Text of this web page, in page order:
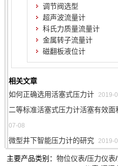
调节阀选型
超声波流量计
科氏力质量流量计
金属转子流量计
磁翻板液位计
相关文章
如何正确选用活塞式压力计 2019-
二等标准活塞式压力计活塞有效
07-08
微型井下智能压力计的研究 2019-
主要产品类别： 物位仪表/压力仪表/